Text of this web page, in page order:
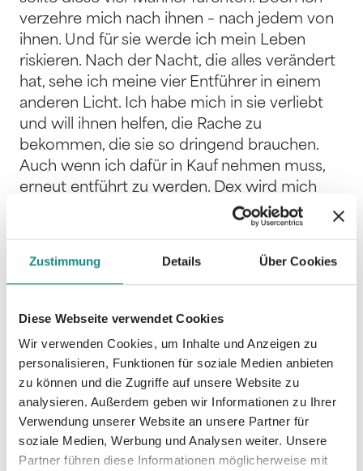
Zustimmung Details Über Cookies
Diese Webseite verwendet Cookies
Wir verwenden Cookies, um Inhalte und Anzeigen zu
personalisieren, Funktionen für soziale Medien anbieten
zu können und die Zugriffe auf unsere Website zu
analysieren. Außerdem geben wir Informationen zu Ihrer
Verwendung unserer Website an unsere Partner für
soziale Medien, Werbung und Analysen weiter. Unsere
Partner führen diese Informationen möglicherweise mit
verzehre mich nach ihnen – nach jedem von
ihnen. Und für sie werde ich mein Leben
riskieren. Nach der Nacht, die alles verändert
hat, sehe ich meine vier Entführer in einem
anderen Licht. Ich habe mich in sie verliebt
und will ihnen helfen, die Rache zu
bekommen, die sie so dringend brauchen.
Auch wenn ich dafür in Kauf nehmen muss,
erneut entführt zu werden. Dex wird mich
nicht an den Mafiaboss ausliefern, dem ich
offiziell gehöre. Er wird auf mich aufpassen,
mich beschützen. Das wird er doch. Oder?
Du wolltest erleben, was uns wirklich
Die Vergangenheit, die uns verfolgt. Dabei
wollten wir dich genau davor schützen. Und
nun bist du verschwunden.